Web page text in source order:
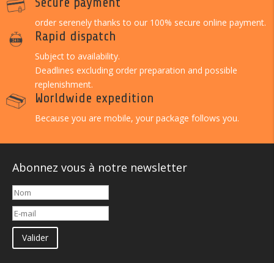
order serenely thanks to our 100% secure online payment.
Rapid dispatch
Subject to availability.
Deadlines excluding order preparation and possible
replenishment.
Worldwide expedition
Because you are mobile, your package follows you.
Abonnez vous à notre newsletter
Valider